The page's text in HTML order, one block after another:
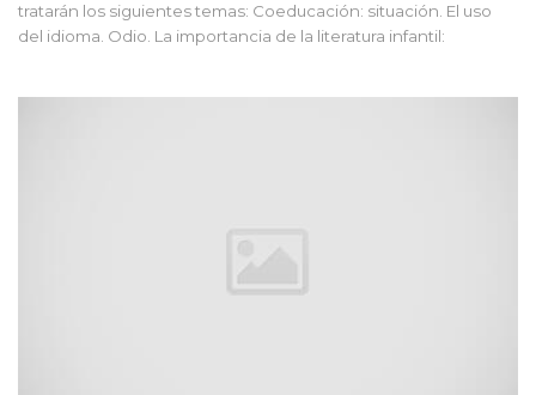
tratarán los siguientes temas: Coeducación: situación. El uso
del idioma. Odio. La importancia de la literatura infantil: